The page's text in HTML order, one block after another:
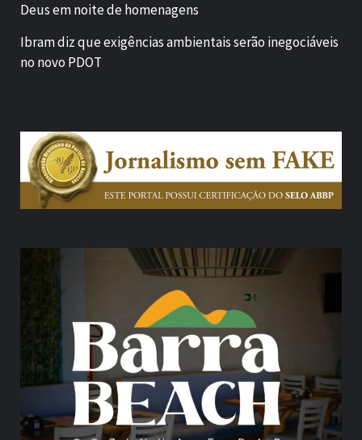
Deus em noite de homenagens
Ibram diz que exigências ambientais serão inegociáveis
no novo PDOT